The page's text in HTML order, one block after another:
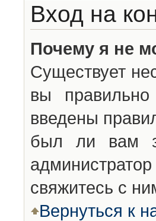
Вход на
Почему я не
Существует
вы
введены
был ли вам
свяжитесь с
Вернуться к